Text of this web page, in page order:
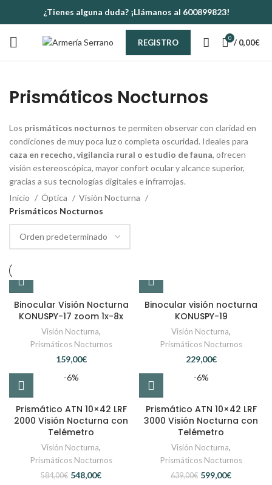
¿Tienes alguna duda? ¡Llámanos al 600899823!
REGISTRO 0 / 0,00€
Prismáticos Nocturnos
Los prismáticos nocturnos te permiten observar con claridad en
condiciones de muy poca luz o completa oscuridad. Ideales para
caza en rececho, vigilancia rural o estudio de fauna, ofrecen
visión estereoscópica, mayor confort ocular y alcance superior,
gracias a sus tecnologías digitales e infrarrojas.
Inicio
Óptica
Visión Nocturna
Prismáticos Nocturnos
Binocular Visión Nocturna
KONUSPY-17 zoom 1x-8x
Visión Nocturna,
Prismáticos Nocturnos
€
Binocular visión nocturna
KONUSPY-19
Visión Nocturna,
Prismáticos Nocturnos
€
-6%
Prismático ATN 10×42 LRF
2000 Visión Nocturna con
Telémetro
Visión Nocturna,
Prismáticos Nocturnos
584,00€ 548,00€
-6%
Prismático ATN 10×42 LRF
3000 Visión Nocturna con
Telémetro
Visión Nocturna,
Prismáticos Nocturnos
639,00€ 599,00€